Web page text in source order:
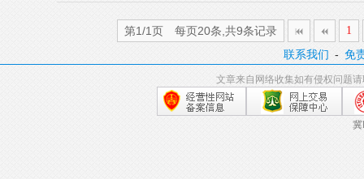
第1/1页 每页20条,共9条记录 1
联系我们 -免
文章来自网络收集如有侵权问题